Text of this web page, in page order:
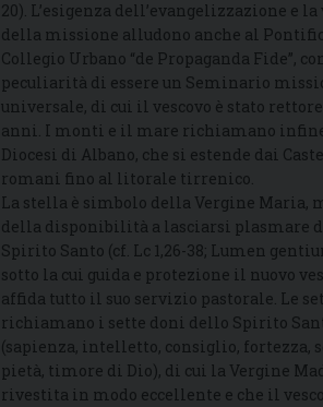
20). L’esigenza dell’evangelizzazione e
della missione alludono anche al
Collegio Urbano “de Propaganda Fide”,
peculiarità di essere un Seminario
universale, di cui il vescovo è stato
anni. I monti e il mare richiamano
Diocesi di Albano, che si estende dai
romani fino al litorale tirrenico.
La stella è simbolo della Vergine Maria,
della disponibilità a lasciarsi plasmare
Spirito Santo (cf. Lc 1,26-38; Lumen
sotto la cui guida e protezione il nuovo
affida tutto il suo servizio pastorale. Le
richiamano i sette doni dello Spirito
(sapienza, intelletto, consiglio, fortezza,
pietà, timore di Dio), di cui la Vergine
rivestita in modo eccellente e che il